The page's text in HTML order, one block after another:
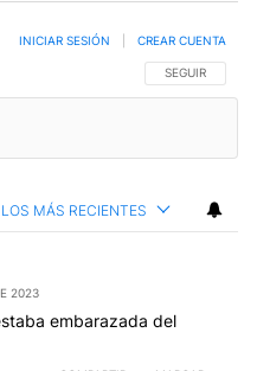
SIGA ESTA
SEGUIR
INICIAR SESIÓN CREAR CUENTA
LOS MÁS RECIENTES
2023
embarazada del